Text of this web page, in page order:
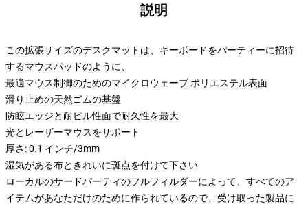
説明
この拡張サイズのデスクマットは、キーボードをパーティーに招待
するマウスパッドのように、
最適マウス制御のためのマイクロウェーブ ポリエステル表面
滑り止めの天然ゴムの基盤
防眩エッジと耐ピル性面で耐久性を最大
光とレーザーマウスをサポート
厚さ: 0.1 インチ/3mm
湿気がある布ときれいに斑点を付けて下さい
ローカルのサードパーティのフルフィルダーによって、すべてのア
イテムがあなただけのために作られているので、受け取った製品に